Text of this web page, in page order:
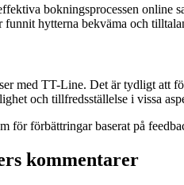
bokningsprocessen online
hytterna bekväma och
med TT-Line. Det är tydligt att
och tillfredsställelse i vissa
för förbättringar baserat på
kommentarer